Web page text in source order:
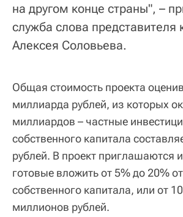
на другом конце страны", –
служба слова представителя
Алексея Соловьева.
Общая стоимость проекта
миллиарда рублей, из которых
миллиардов – частные
собственного капитала
рублей. В проект приглашаются
готовые вложить от 5% до 20%
собственного капитала, или от
миллионов рублей.